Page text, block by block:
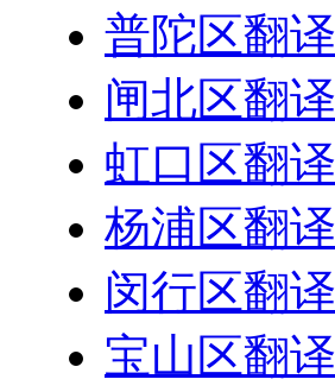
普陀区翻译
闸北区翻译
虹口区翻译
杨浦区翻译
闵行区翻译
宝山区翻译